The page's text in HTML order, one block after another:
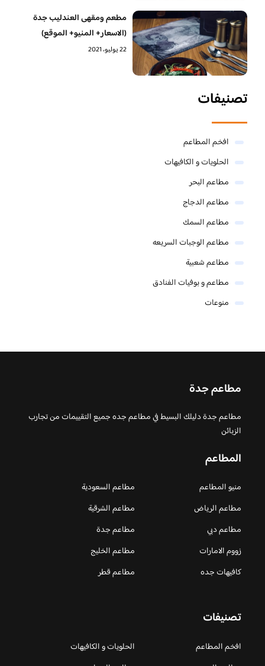
مطعم ومقهى العندليب جدة
(الاسعار+ المنيو+ الموقع)
22 يوليو، 2021
تصنيفات
افخم المطاعم
الحلويات و الكافيهات ‎
مطاعم البحر
مطاعم الدجاج
مطاعم السمك
مطاعم الوجبات السريعه
مطاعم شعبية
مطاعم و بوفيات الفنادق
منوعات
مطاعم جدة
مطاعم جدة دليلك البسيط في مطاعم جده جميع التقييمات من تجارب
الزبائن
المطاعم
منيو المطاعم
مطاعم السعودية
مطاعم الرياض
مطاعم الشرقية
مطاعم دبي
مطاعم جدة
زووم الامارات
مطاعم الخليج
كافيهات جده
مطاعم قطر
تصنيفات
افخم المطاعم
الحلويات و الكافيهات ‎